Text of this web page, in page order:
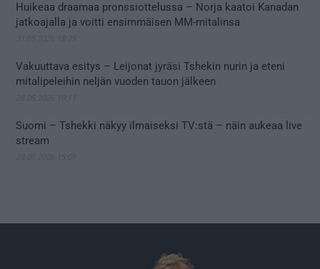
Huikeaa draamaa pronssiottelussa – Norja kaatoi Kanadan
jatkoajalla ja voitti ensimmäisen MM-mitalinsa
Vakuuttava esitys – Leijonat jyräsi Tshekin nurin ja eteni
mitalipeleihin neljän vuoden tauon jälkeen
Suomi – Tshekki näkyy ilmaiseksi TV:stä – näin aukeaa live
stream